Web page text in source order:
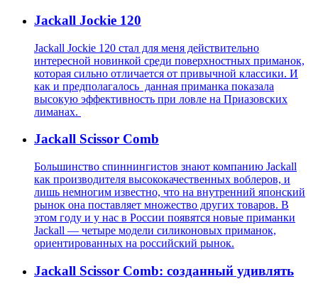
Jackall Jockie 120
Jackall Jockie 120 стал для меня действительно
интересной новинкой среди поверхностных приманок,
которая сильно отличается от привычной классики. И
как и предполагалось данная приманка показала
высокую эффективность при ловле на Приазовских
лиманах.
Jackall Scissor Comb
Большинство спиннингистов знают компанию Jackall
как производителя высококачественных воблеров, и
лишь немногим известно, что на внутренний японский
рынок она поставляет множество других товаров. В
этом году и у нас в России появятся новые приманки
Jackall — четыре модели силиконовых приманок,
ориентированных на российский рынок.
Jackall Scissor Comb: созданный удивлять